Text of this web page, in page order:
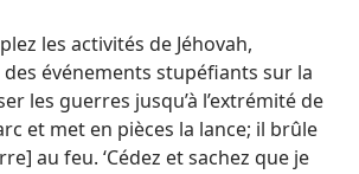
les activités de Jéhovah,
événements stupéfiants sur la
les guerres jusqu’à l’extrémité de
et met en pièces la lance; il brûle
au feu. ‘Cédez et sachez que je